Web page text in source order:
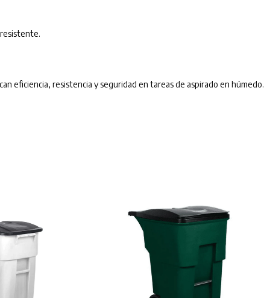
eficiencia, resistencia y seguridad en tareas de aspirado en húmedo.